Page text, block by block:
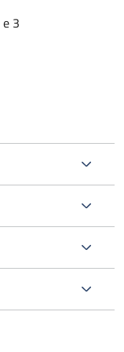
e della gestione
HIV programmando
3